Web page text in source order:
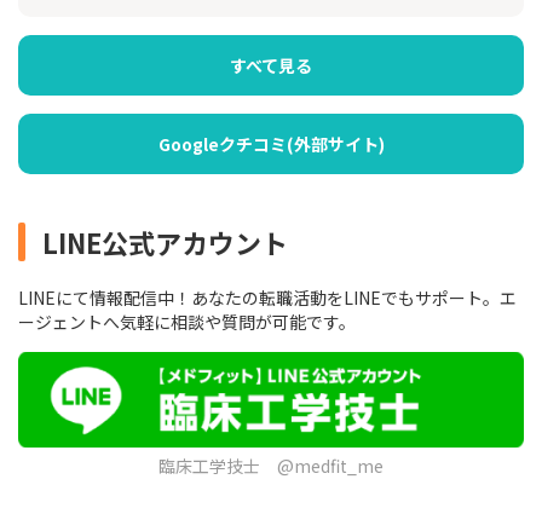
すべて見る
Googleクチコミ(外部サイト)
LINE公式アカウント
LINEにて情報配信中！あなたの転職活動をLINEでもサポート。エ
ージェントへ気軽に相談や質問が可能です。
臨床工学技士 @medfit_me